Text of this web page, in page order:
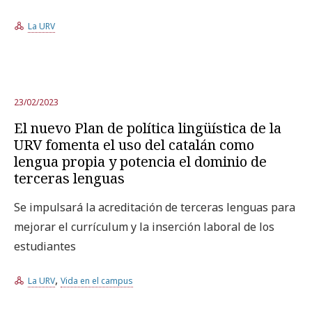
La URV
23/02/2023
El nuevo Plan de política lingüística de la
URV fomenta el uso del catalán como
lengua propia y potencia el dominio de
terceras lenguas
Se impulsará la acreditación de terceras lenguas para
mejorar el currículum y la inserción laboral de los
estudiantes
La URV, Vida en el campus